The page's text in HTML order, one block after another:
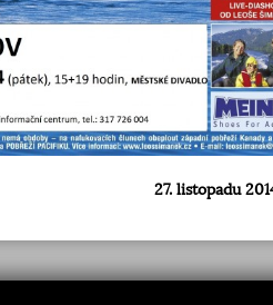
27. listopadu